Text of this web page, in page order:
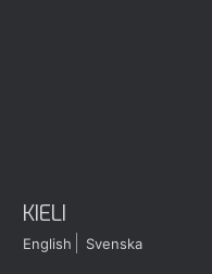
KIELI
English Svenska